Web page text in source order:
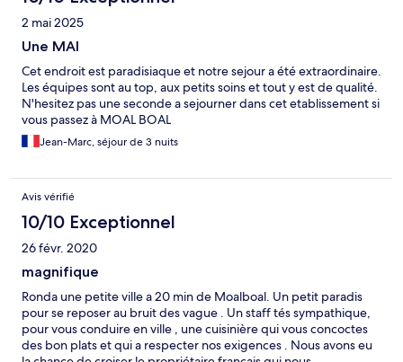
hiking Osemña peak, canyoneering, and more. They also had
some friendly pets that were a nice surprise! The one part that
was rough was the heat at night. The hut didn't have AC and
only a ceiling fan and a standing fan. We were hoping that being
by the sea meant we would get a nice breeze but that wasn't
the case. There were also plenty of bugs that come with the hut
that aren't really avoidable. You do get a net to sleep with but it
also blocks any wind from the fans which kind of defeats their
purpose. Definitely wouldn't recommend staying in that for
more than a few nights, but just 1-3 would be perfect! There
come again and stay in a different room with AC next time 😅
2 mai 2025
Une MAI
Cet endroit est paradisiaque et notre sejour a été extraordinaire.
Les équipes sont au top, aux petits soins et tout y est de qualité.
N'hesitez pas une seconde a sejourner dans cet etablissement si
vous passez à MOAL BOAL
Jean-Marc, séjour de 3 nuits
Avis vérifié
10/10 Exceptionnel
26 févr. 2020
magnifique
Ronda une petite ville a 20 min de Moalboal. Un petit paradis
pour se reposer au bruit des vague . Un staff tés sympathique,
pour vous conduire en ville , une cuisinière qui vous concoctes
des bon plats et qui a respecter nos exigences . Nous avons eu